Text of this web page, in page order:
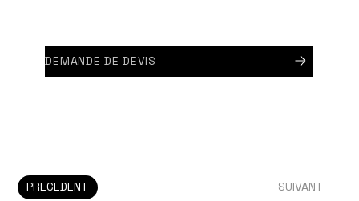
DEMANDE DE DEVIS
PRECEDENT SUIVANT